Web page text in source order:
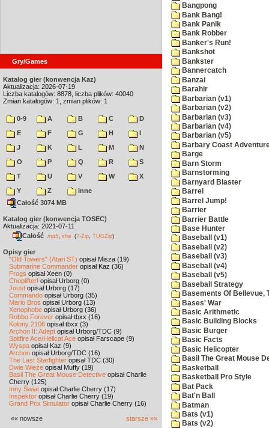
Gry/Games
Katalog gier (konwencja Kaz)
Aktualizacja: 2026-07-19
Liczba katalogów: 8878, liczba plików: 40040
Zmian katalogów: 1, zmian plików: 1
0-9 A B C
D
E
F G H
I
J
K L M
N
O
P Q R
S
T
U V W
X
Y
Z
inne
Całość 3074 MB
Katalog gier (konwencja TOSEC)
Aktualizacja: 2021-07-11
Całość md5 sha (7-Zip TUGZip)
Opisy gier
"Old Towers" (Atari ST) opisał Misza (19)
Submarine Commander opisał Kaz (36)
Frogs opisał Xeen (0)
Choplifter! opisał Urborg (0)
Joust opisał Urborg (17)
Commando opisał Urborg (35)
Mario Bros opisał Urborg (13)
Xenophobe opisał Urborg (36)
Robbo Forever opisał tbxx (16)
Kolony 2106 opisał tbxx (3)
Archon II: Adept opisał Urborg/TDC (9)
Spitfire Ace/Hellcat Ace opisał Farscape (9)
Wyspa opisał Kaz (9)
Archon opisał Urborg/TDC (16)
The Last Starfighter opisał TDC (30)
Dwie Wieże opisał Muffy (19)
Basil The Great Mouse Detective opisał Charlie
Cherry (125)
Inny Świat opisał Charlie Cherry (17)
Inspektor opisał Charlie Cherry (19)
Grand Prix Simulator opisał Charlie Cherry (16)
«« nowsze starsze »»
Bangpong
Bank Bang!
Bank Panik
Bank Robber
Banker's Run!
Bankshot
Bankster
Bannercatch
Banzai
Barahir
Barbarian (v1)
Barbarian (v2)
Barbarian (v3)
Barbarian (v4)
Barbarian (v5)
Barbary Coast
Barge
Barn Storm
Barnstorming
Barnyard Blaster
Barrel
Barrel Jump!
Barrier
Barrier Battle
Base Hunter
Baseball (v1)
Baseball (v2)
Baseball (v3)
Baseball (v4)
Baseball (v5)
Baseball Strategy
Basements Of Bellevue,
Bases' War
Basic Arithmetic
Basic Building Blocks
Basic Burger
Basic Facts
Basic Helicopter
Basil The Great Mouse
Basketball
Basketball Pro Style
Bat Pack
Bat'n Ball
Batman
Bats (v1)
Bats (v2)